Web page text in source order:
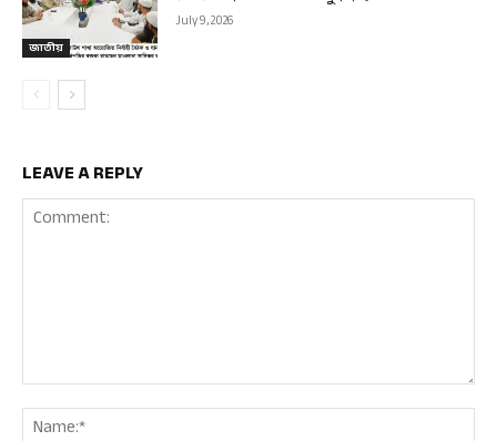
জাতীয়
July 9, 2026
LEAVE A REPLY